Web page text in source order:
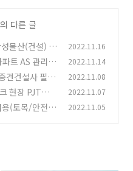
다른 글
물산(건설) 현
2022.11.16
트 AS 관리자
2022.11.14
견건설사 필수
2022.11.08
현장 PJT일반
2022.11.07
(토목/안전/
2022.11.05